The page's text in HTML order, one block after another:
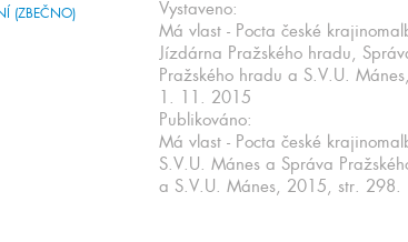
Vystaveno:
Má vlast - Pocta české
Jízdárna Pražského hradu,
Pražského hradu a S.V.U.
1. 11. 2015
Publikováno:
Má vlast - Pocta české
S.V.U. Mánes a Správa
a S.V.U. Mánes, 2015, str. 298.